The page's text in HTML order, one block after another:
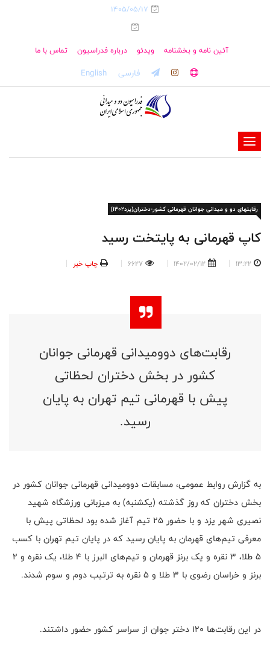
1405/05/17
آئین نامه و بخشنامه ویدئو درباره فدراسیون تماس با ما
فارسی English
-
-
-
رقابتهای دو و میدانی جوانان قهرمانی کشور-دختران(یزد۱۴۰۲)
کاپ قهرمانی به پایتخت رسید
13:22
1402/02/12
6627 چاپ خبر
رقابت‌های دوومیدانی قهرمانی جوانان
کشور در بخش دختران لحظاتی
پیش با قهرمانی تیم تهران به پایان
رسید.
به گزارش روابط عمومی، مسابقات دوومیدانی قهرمانی جوانان کشور در
بخش دختران که روز گذشته (یکشنبه) به میزبانی ورزشگاه شهید
نصیری شهر یزد و با حضور ۲۵ تیم آغاز شده بود لحظاتی پیش با
معرفی تیم‌های قهرمان به پایان رسید که در پایان تیم تهران با کسب
۵ طلا، ۳ نقره و یک برنز قهرمان و تیم‌های البرز با ۴ طلا، یک نقره و ۲
برنز و خراسان رضوی با ۳ طلا و ۵ نقره به ترتیب دوم و سوم شدند.
در این رقابت‌ها ۱۲۰ دختر جوان از سراسر کشور حضور داشتند.